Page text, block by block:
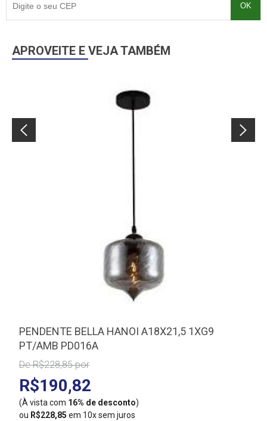
OK
APROVEITE E VEJA TAMBÉM
PENDENTE BELLA HANOI A18X21,5 1XG9
PT/AMB PD016A
De R$228,85 por
R$190,82
(À vista com 16% de desconto)
ou R$228,85 em 10x sem juros